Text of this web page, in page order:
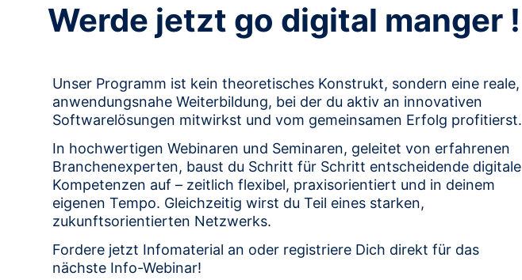
Unser Programm ist kein theoretisches Konstrukt, sondern eine reale,
anwendungsnahe Weiterbildung, bei der du aktiv an innovativen
Softwarelösungen mitwirkst und vom gemeinsamen Erfolg profitierst.
In hochwertigen Webinaren und Seminaren, geleitet von erfahrenen
Branchenexperten, baust du Schritt für Schritt entscheidende digitale
Kompetenzen auf – zeitlich flexibel, praxisorientiert und in deinem
eigenen Tempo. Gleichzeitig wirst du Teil eines starken,
zukunftsorientierten Netzwerks.
Fordere jetzt Infomaterial an oder registriere Dich direkt für das
nächste Info-Webinar!
Werde jetzt go digital manger !